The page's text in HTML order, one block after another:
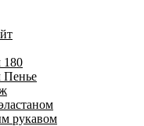
рукавом